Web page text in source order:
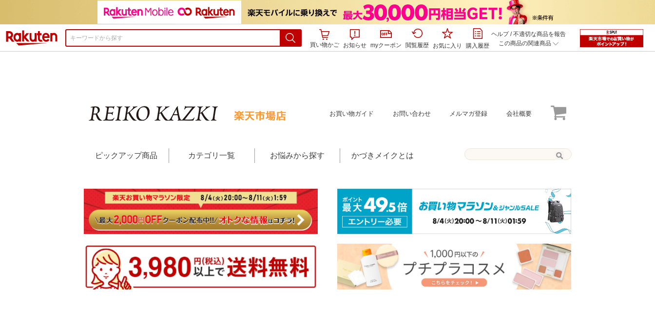
買い物かご
お知らせ myクーポン 閲覧履歴 お気に入り 購入履歴
ヘルプ/不適切な商品を報告
この商品の関連商品
お買い物ガイド お問い合わせ メルマガ登録 会社概要
ピックアップ商品 カテゴリ一覧 お悩みから探す かづきメイクとは